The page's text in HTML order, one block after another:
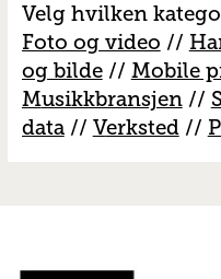
Velg hvilken
Foto og video //
og bilde// Mobile
Musikkbransjen// S
data// Verksted//